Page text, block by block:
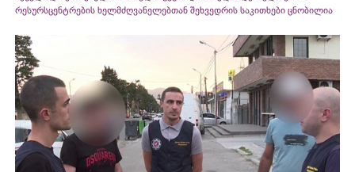
რესურსცენტრების ხელმძღვანელებთან შეხვედრის საკითხები ცნობილია